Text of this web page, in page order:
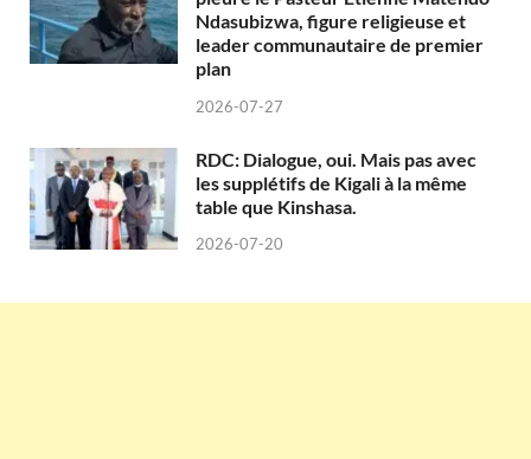
Ndasubizwa, figure religieuse et
leader communautaire de premier
plan
2026-07-27
RDC: Dialogue, oui. Mais pas avec
les supplétifs de Kigali à la même
table que Kinshasa.
2026-07-20